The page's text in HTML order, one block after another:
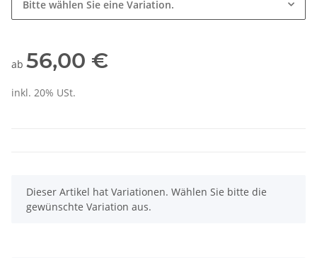
Bitte wählen Sie eine Variation.
ab 56,00 €
inkl. 20% USt.
x
Dieser Artikel hat Variationen. Wählen Sie bitte die
gewünschte Variation aus.